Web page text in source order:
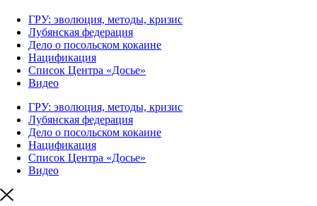
ГРУ: эволюция, методы, кризис
Лубянская федерация
Дело о посольском кокаине
Нацификация
Список Центра «Досье»
Видео
ГРУ: эволюция, методы, кризис
Лубянская федерация
Дело о посольском кокаине
Нацификация
Список Центра «Досье»
Видео